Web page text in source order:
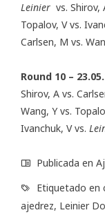
Leinier vs. Shirov,
Topalov, V vs.
Carlsen, M vs.
Round 10 –
Shirov, A vs.
Wang, Y vs.
Ivanchuk, V vs.
Publicada en
Etiquetado en
ajedrez, Leinier